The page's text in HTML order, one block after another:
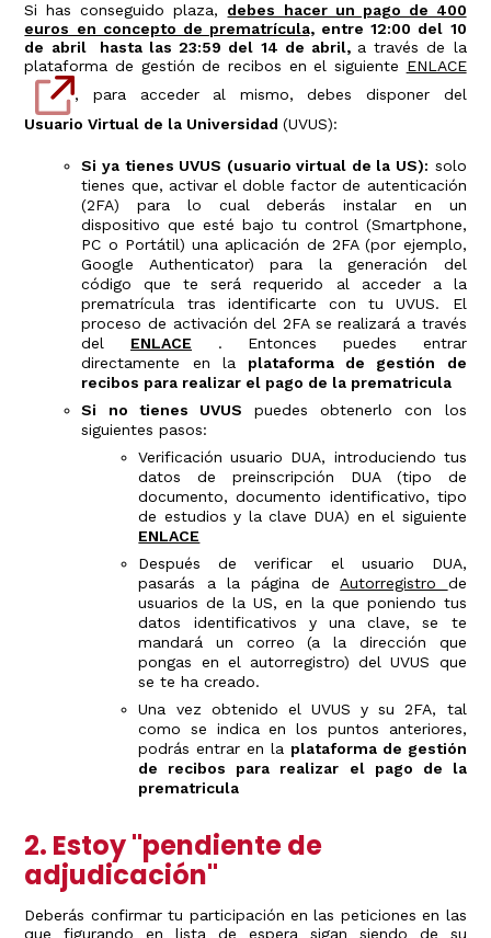
Si has conseguido plaza, debes hacer un pago de 400
euros en concepto de prematrícula, entre 12:00 del 10
de abril hasta las 23:59 del 14 de abril, a través de la
plataforma de gestión de recibos en el siguiente ENLACE
, para acceder al mismo, debes disponer del
Usuario Virtual de la Universidad(UVUS):
Si ya tienes UVUS (usuario virtual de la US): solo
tienes que, activar el doble factor de autenticación
(2FA) para lo cual deberás instalar en un
dispositivo que esté bajo tu control (Smartphone,
PC o Portátil) una aplicación de 2FA (por ejemplo,
Google Authenticator) para la generación del
código que te será requerido al acceder a la
prematrícula tras identificarte con tu UVUS. El
proceso de activación del 2FA se realizará a través
del ENLACE . Entonces puedes entrar
directamente en la plataforma de gestión de
recibos para realizar el pago de la prematricula
Si no tienes UVUS puedes obtenerlo con los
siguientes pasos:
Verificación usuario DUA, introduciendo tus
datos de preinscripción DUA (tipo de
documento, documento identificativo, tipo
de estudios y la clave DUA) en el siguiente
ENLACE
Después de verificar el usuario DUA,
pasarás a la página de Autorregistro de
usuarios de la US, en la que poniendo tus
datos identificativos y una clave, se te
mandará un correo (a la dirección que
pongas en el autorregistro) del UVUS que
se te ha creado.
Una vez obtenido el UVUS y su 2FA, tal
como se indica en los puntos anteriores,
podrás entrar en la plataforma de gestión
de recibos para realizar el pago de la
prematricula
2. Estoy "pendiente de
adjudicación"
Deberás confirmar tu participación en las peticiones en las
que figurando en lista de espera sigan siendo de su